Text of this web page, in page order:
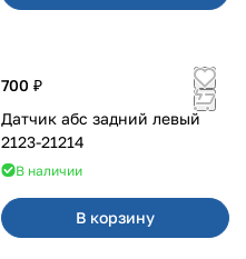
700 ₽
Датчик абс задний левый
2123-21214
В наличии
В корзину